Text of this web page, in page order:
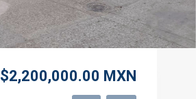
$2,200,000.00 MXN